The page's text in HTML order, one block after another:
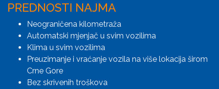
PREDNOSTI NAJMA
Neograničena kilometraža
Automatski mjenjač u svim vozilima
Klima u svim vozilima
Preuzimanje i vraćanje vozila na više lokacija širom
Crne Gore
Bez skrivenih troškova